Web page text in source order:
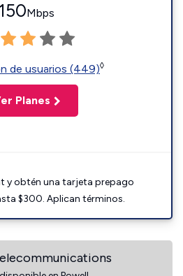
150Mbps
de usuarios (449)◊
Planes
y obtén una tarjeta prepago
$300. Aplican términos.